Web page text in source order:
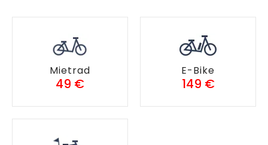
Mietrad
49 €
E-Bike
149 €